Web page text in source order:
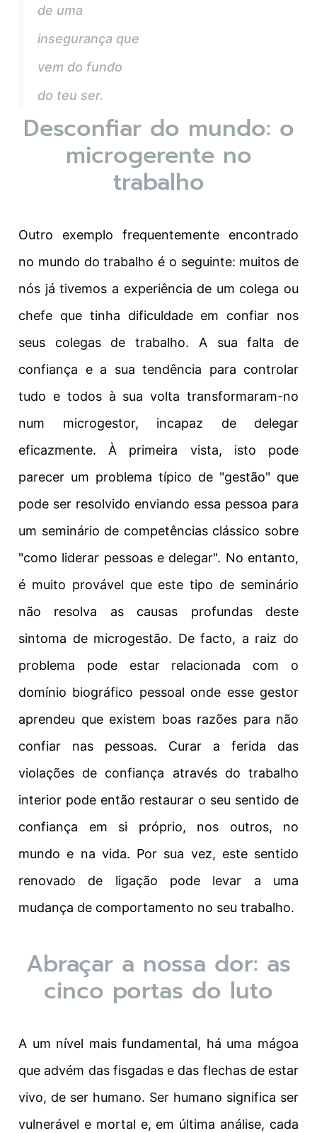
de uma
insegurança que
vem do fundo
do teu ser.
Desconfiar do mundo: o
microgerente no
trabalho
Outro exemplo frequentemente encontrado
no mundo do trabalho é o seguinte: muitos de
nós já tivemos a experiência de um colega ou
chefe que tinha dificuldade em confiar nos
seus colegas de trabalho. A sua falta de
confiança e a sua tendência para controlar
tudo e todos à sua volta transformaram-no
num microgestor, incapaz de delegar
eficazmente. À primeira vista, isto pode
parecer um problema típico de "gestão" que
pode ser resolvido enviando essa pessoa para
um seminário de competências clássico sobre
"como liderar pessoas e delegar". No entanto,
é muito provável que este tipo de seminário
não resolva as causas profundas deste
sintoma de microgestão. De facto, a raiz do
problema pode estar relacionada com o
domínio biográfico pessoal onde esse gestor
aprendeu que existem boas razões para não
confiar nas pessoas. Curar a ferida das
violações de confiança através do trabalho
interior pode então restaurar o seu sentido de
confiança em si próprio, nos outros, no
mundo e na vida. Por sua vez, este sentido
renovado de ligação pode levar a uma
mudança de comportamento no seu trabalho.
Abraçar a nossa dor: as
cinco portas do luto
A um nível mais fundamental, há uma mágoa
que advém das fisgadas e das flechas de estar
vivo, de ser humano. Ser humano significa ser
vulnerável e mortal e, em última análise, cada